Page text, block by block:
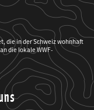
die in der Schweiz wohnhaft
die lokale WWF-